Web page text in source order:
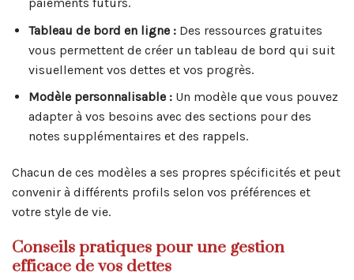
Tableau de bord en ligne :Des ressources gratuites
vous permettent de créer un tableau de bord qui suit
visuellement vos dettes et vos progrès.
Modèle personnalisable :Un modèle que vous pouvez
adapter à vos besoins avec des sections pour des
notes supplémentaires et des rappels.
Chacun de ces modèles a ses propres spécificités et peut
convenir à différents profils selon vos préférences et
votre style de vie.
Conseils pratiques pour une gestion
efficace de vos dettes